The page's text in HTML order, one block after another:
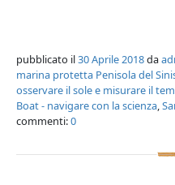
pubblicato il30 Aprile 2018da
marina protetta Penisola del
osservare il sole e misurare il
Boat - navigare con la scienza,
commenti:0